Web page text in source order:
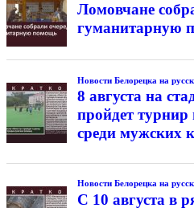
Ломовчане
гуманитарную
Новости Белорецка на
8 августа на
пройдет
среди мужских
Новости Белорецка на
С 10 августа в